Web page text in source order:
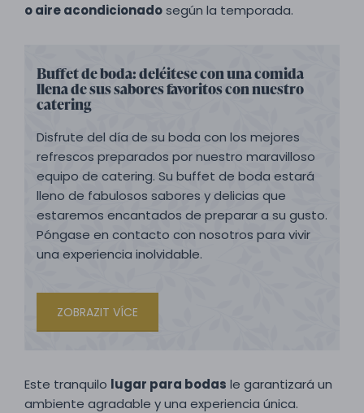
o aire acondicionadosegún la temporada.
Buffet de boda: deléitese con una comida
llena de sus sabores favoritos con nuestro
catering
Disfrute del día de su boda con los mejores
refrescos preparados por nuestro maravilloso
equipo de catering. Su buffet de boda estará
lleno de fabulosos sabores y delicias que
estaremos encantados de preparar a su gusto.
Póngase en contacto con nosotros para vivir
una experiencia inolvidable.
ZOBRAZIT VÍCE
Este tranquilo lugar para bodas le garantizará un
ambiente agradable y una experiencia única.